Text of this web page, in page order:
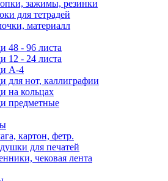
зажимы, резинки
для тетрадей
материалл
48 - 96 листа
12 - 24 листа
А-4
для нот, каллиграфии
на кольцах
предметные
картон, фетр.
для печатей
чековая лента